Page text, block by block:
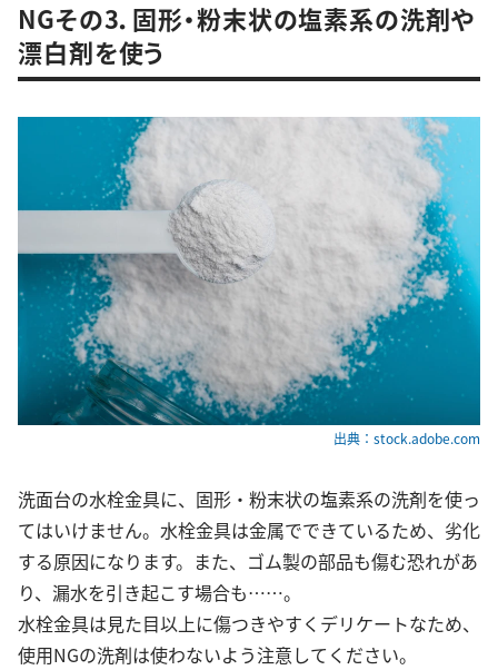
NGその3．固形・粉末状の塩素系の洗剤や
漂白剤を使う
出典：stock.adobe.com
洗面台の水栓金具に、固形・粉末状の塩素系の洗剤を使っ
てはいけません。水栓金具は金属でできているため、劣化
する原因になります。また、ゴム製の部品も傷む恐れがあ
り、漏水を引き起こす場合も……。
水栓金具は見た目以上に傷つきやすくデリケートなため、
使用NGの洗剤は使わないよう注意してください。